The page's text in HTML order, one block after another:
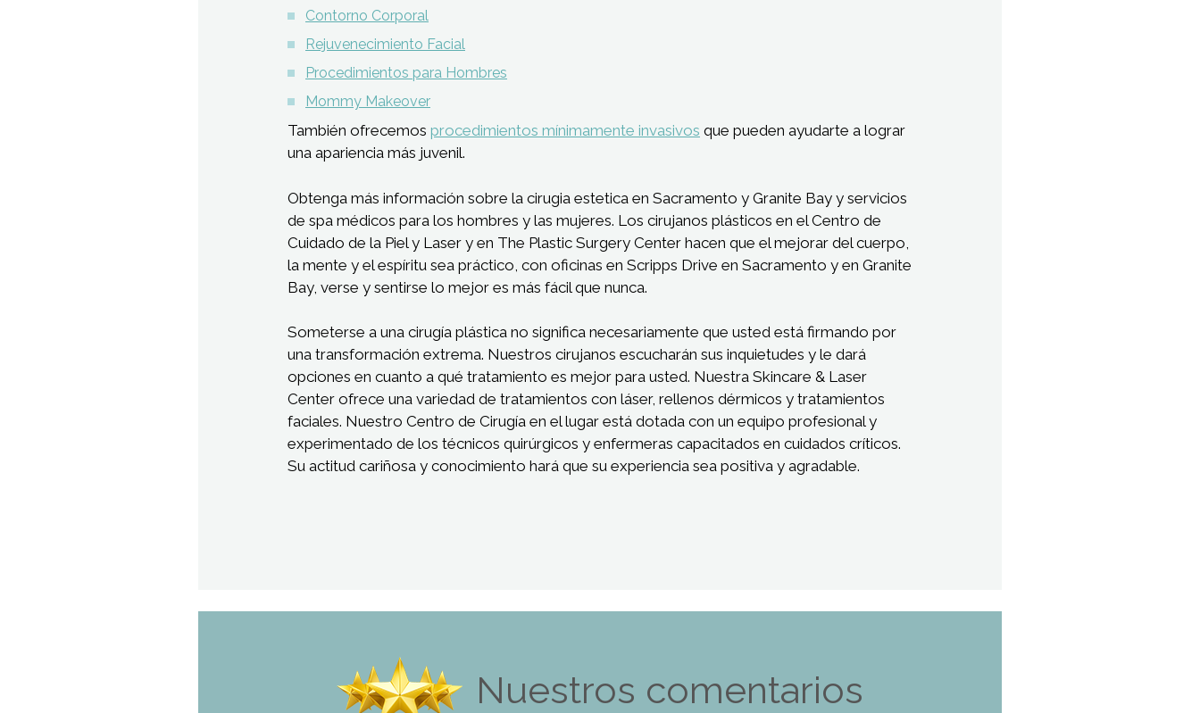
Contorno Corporal
Rejuvenecimiento Facial
Procedimientos para Hombres
Mommy Makeover
También ofrecemos procedimientos mínimamente invasivos que pueden ayudarte a lograr
una apariencia más juvenil.
Obtenga más información sobre la cirugia estetica en Sacramento y Granite Bay y servicios
de spa médicos para los hombres y las mujeres. Los cirujanos plásticos en el Centro de
Cuidado de la Piel y Laser y en The Plastic Surgery Center hacen que el mejorar del cuerpo,
la mente y el espíritu sea práctico, con oficinas en Scripps Drive en Sacramento y en Granite
Bay, verse y sentirse lo mejor es más fácil que nunca.
Someterse a una cirugía plástica no significa necesariamente que usted está firmando por
una transformación extrema. Nuestros cirujanos escucharán sus inquietudes y le dará
opciones en cuanto a qué tratamiento es mejor para usted. Nuestra Skincare & Laser
Center ofrece una variedad de tratamientos con láser, rellenos dérmicos y tratamientos
faciales. Nuestro Centro de Cirugía en el lugar está dotada con un equipo profesional y
experimentado de los técnicos quirúrgicos y enfermeras capacitados en cuidados críticos.
Su actitud cariñosa y conocimiento hará que su experiencia sea positiva y agradable.
Nuestros comentarios